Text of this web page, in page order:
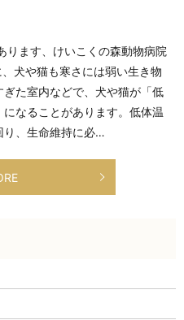
ります、けいこくの森動物病院
犬や猫も寒さには弱い生き物
た室内などで、犬や猫が「低
なることがあります。低体温
り、生命維持に必…